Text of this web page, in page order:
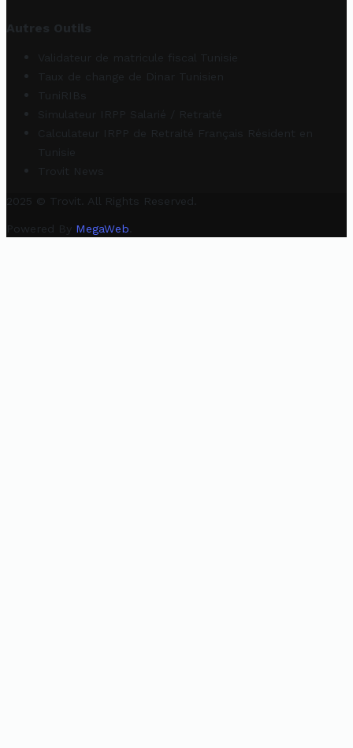
Autres Outils
Validateur de matricule fiscal Tunisie
Taux de change de Dinar Tunisien
TuniRIBs
Simulateur IRPP Salarié / Retraité
Calculateur IRPP de Retraité Français Résident en
Tunisie
Trovit News
2025 © Trovit. All Rights Reserved.
Powered By MegaWeb